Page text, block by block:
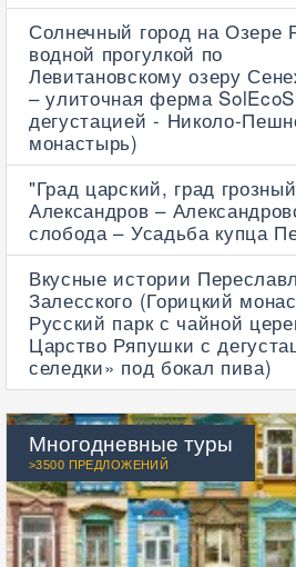
Солнечный город на Озере
водной прогулкой по
Левитановскому озеру
– улиточная ферма
дегустацией - Николо-
монастырь)
"Град царский, град
Александров –
слобода – Усадьба купца
Вкусные истории
Залесского (Горицкий
Русский парк с чайной
Царство Ряпушки с
селедки» под бокал пива)
Многодневные туры
>3500 ПРЕДЛОЖЕНИЙ